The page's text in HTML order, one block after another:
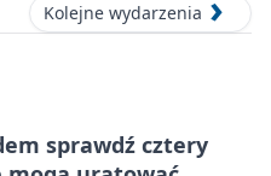
Kolejne wydarzenia
sprawdź cztery